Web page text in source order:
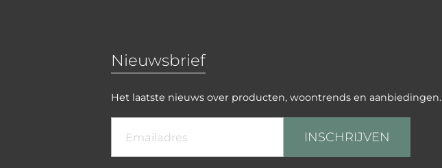
Nieuwsbrief
Het laatste nieuws over producten, woontrends en aanbiedingen.
INSCHRIJVEN